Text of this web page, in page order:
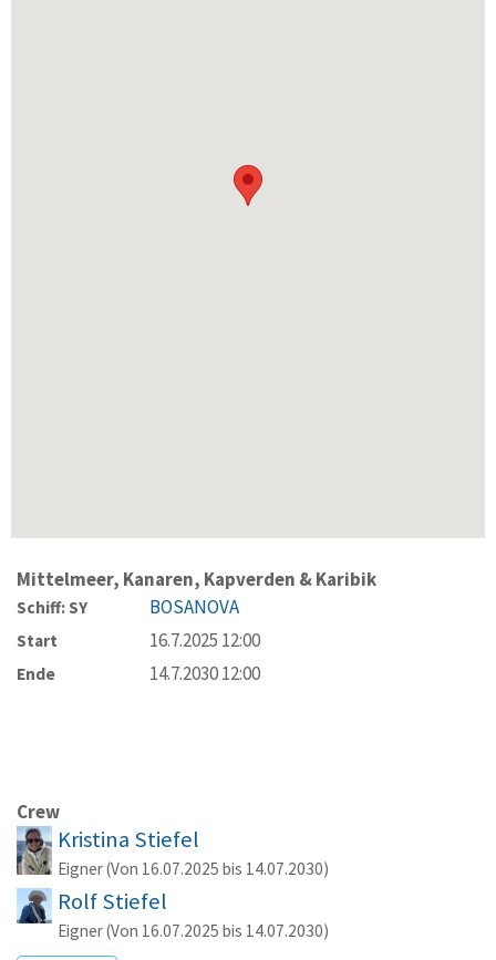
Mittelmeer, Kanaren, Kapverden & Karibik
Schiff: SY BOSANOVA
Start 16.7.2025 12:00
Ende 14.7.2030 12:00
Crew
Kristina Stiefel
Eigner (Von 16.07.2025 bis 14.07.2030)
Rolf Stiefel
Eigner (Von 16.07.2025 bis 14.07.2030)